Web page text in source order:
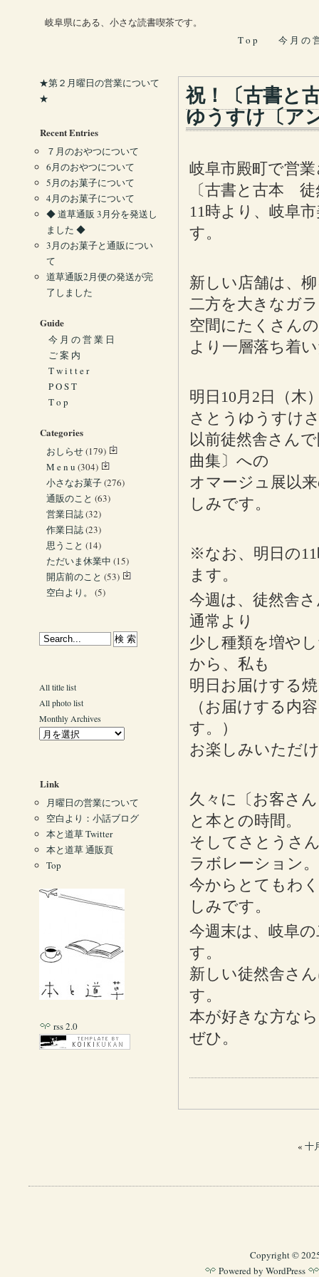
岐阜県にある、小さな読書喫茶です。
T o p
今 月 の
祝！〔古書と
ゆうすけ〔ア
岐阜市殿町で営
〔古書と古本
11時より、岐阜
す。
新しい店舗は、
二方を大きなガ
空間にたくさん
より一層落ち着
明日10月2日（木
さとうゆうすけ
以前徒然舎さん
曲集〕への
オマージュ展以
しみです。
※なお、明日の
ます。
今週は、徒然舎
通常より
少し種類を増や
から、私も
明日お届けする
（お届けする内
す。）
お楽しみいただ
久々に〔お客さ
と本との時間。
そしてさとうさ
ラボレーション。
今からとてもわ
しみです。
今週末は、岐阜
す。
新しい徒然舎さ
す。
本が好きな方な
ぜひ。
« 十
★第２月曜日の営業について
★
Recent Entries
７月のおやつについて
6月のおやつについて
5月のお菓子について
4月のお菓子について
◆ 道草通販 3月分を発送し
ました ◆
3月のお菓子と通販につい
て
道草通販2月便の発送が完
了しました
Guide
今 月 の 営 業 日
ご 案 内
T w i t t e r
P O S T
T o p
Categories
おしらせ(179)
M e n u (304)
小さなお菓子(276)
通販のこと (63)
営業日誌(32)
作業日誌(23)
思うこと (14)
ただいま休業中 (15)
開店前のこと (53)
空白より。
(5)
All title list
All photo list
Monthly Archives
Link
月曜日の営業について
空白より：小話ブログ
本と道草 Twitter
本と道草 通販頁
Top
rss 2.0
Copyright ©
Powered by WordPress